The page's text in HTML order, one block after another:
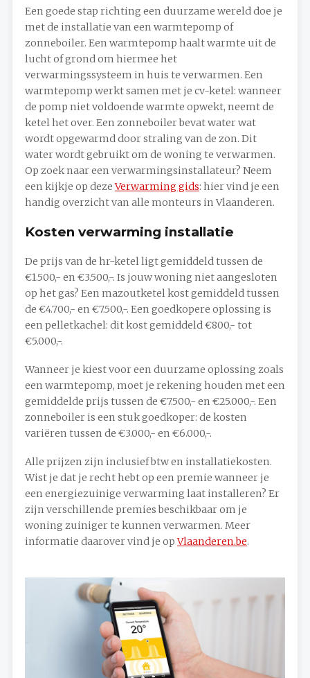
Een goede stap richting een duurzame wereld doe je
met de installatie van een warmtepomp of
zonneboiler. Een warmtepomp haalt warmte uit de
lucht of grond om hiermee het
verwarmingssysteem in huis te verwarmen. Een
warmtepomp werkt samen met je cv-ketel: wanneer
de pomp niet voldoende warmte opwekt, neemt de
ketel het over. Een zonneboiler bevat water wat
wordt opgewarmd door straling van de zon. Dit
water wordt gebruikt om de woning te verwarmen.
Op zoek naar een verwarmingsinstallateur? Neem
een kijkje op dezeVerwarming gids: hier vind je een
handig overzicht van alle monteurs in Vlaanderen.
Kosten verwarming installatie
De prijs van de hr-ketel ligt gemiddeld tussen de
€1.500,- en €3.500,-. Is jouw woning niet aangesloten
op het gas? Een mazoutketel kost gemiddeld tussen
de €4.700,- en €7.500,-. Een goedkopere oplossing is
een pelletkachel: dit kost gemiddeld €800,- tot
€5.000,-.
Wanneer je kiest voor een duurzame oplossing zoals
een warmtepomp, moet je rekening houden met een
gemiddelde prijs tussen de €7.500,- en €25.000,-. Een
zonneboiler is een stuk goedkoper: de kosten
variëren tussen de €3.000,- en €6.000,-.
Alle prijzen zijn inclusief btw en installatiekosten.
Wist je dat je recht hebt op een premie wanneer je
een energiezuinige verwarming laat installeren? Er
zijn verschillende premies beschikbaar om je
woning zuiniger te kunnen verwarmen. Meer
informatie daarover vind je opVlaanderen.be.